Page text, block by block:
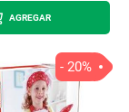
AGREGAR
- 20%